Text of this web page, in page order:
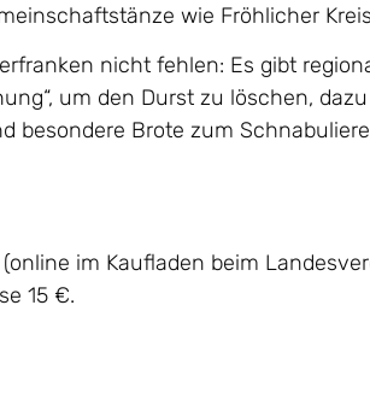
wie Fröhlicher
nicht fehlen: Es gibt
um den Durst zu löschen,
besondere Brote zum
im Kaufladen beim
15 €.